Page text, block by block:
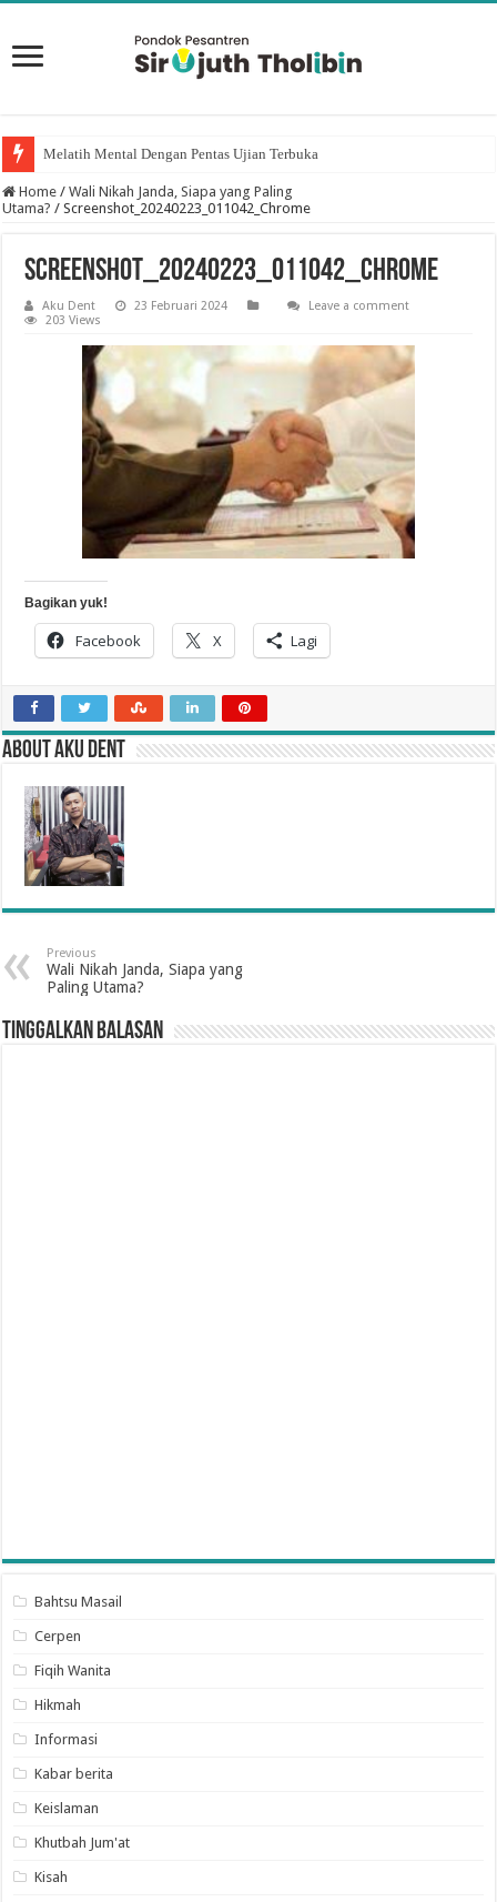
Melatih Mental Dengan Pentas Ujian Terbuka
Keutamaan puasa Sembilan Hari Pertama Bulan Dzulhijjah
Home / Wali Nikah Janda, Siapa yang Paling
Utama? / Screenshot_20240223_011042_Chrome
Screenshot_20240223_011042_Chrome
Aku Dent 23 Februari 2024
Leave a comment
203 Views
Bagikan yuk!
Facebook X Lagi
About Aku Dent
Previous
Wali Nikah Janda, Siapa yang
Paling Utama?
Tinggalkan Balasan
Bahtsu Masail
Cerpen
Fiqih Wanita
Hikmah
Informasi
Kabar berita
Keislaman
Khutbah Jum'at
Kisah